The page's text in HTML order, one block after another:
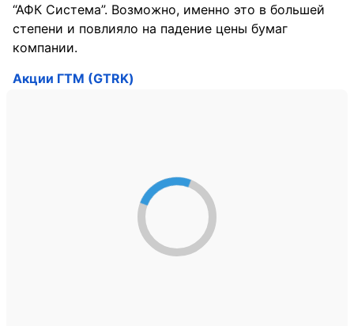
“АФК Система”. Возможно, именно это в большей
степени и повлияло на падение цены бумаг
компании.
Акции ГТМ (GTRK)